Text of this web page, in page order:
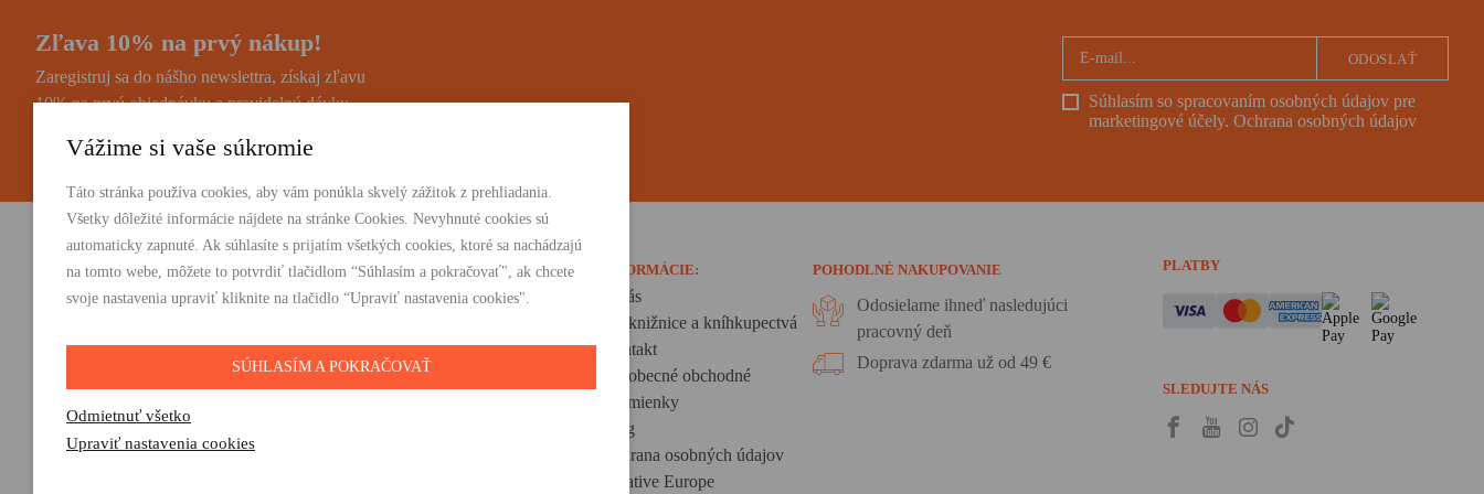
Zľava 10% na prvý nákup!
Zaregistruj sa do nášho newslettra, získaj zľavu
10% na prvú objednávku a pravidelnú dávku
Súhlasím so spracovaním osobných údajov pre
marketingové účely. Ochrana osobných údajov
ODOSLAŤ
Vydavateľstvo Absynt s.r.o.
Suvorovova 2683/30C, 010 01 Žilina
PRODUKTY:
Knihy
Darčeky
INFORMÁCIE:
O nás
Pre knižnice a kníhkupectvá
Kontakt
Všeobecné obchodné
podmienky
Blog
Ochrana osobných údajov
Creative Europe
POHODLNÉ NAKUPOVANIE
Odosielame ihneď nasledujúci
pracovný deň
Doprava zdarma už od 49 €
PLATBY
SLEDUJTE NÁS
Vážime si vaše súkromie
Táto stránka používa cookies, aby vám ponúkla skvelý zážitok z prehliadania.
Všetky dôležité informácie nájdete na stránke Cookies. Nevyhnuté cookies sú
automaticky zapnuté. Ak súhlasíte s prijatím všetkých cookies, ktoré sa nachádzajú
na tomto webe, môžete to potvrdiť tlačidlom “Súhlasím a pokračovať", ak chcete
svoje nastavenia upraviť kliknite na tlačidlo “Upraviť nastavenia cookies".
SÚHLASÍM A POKRAČOVAŤ
Odmietnuť všetko
Upraviť nastavenia cookies